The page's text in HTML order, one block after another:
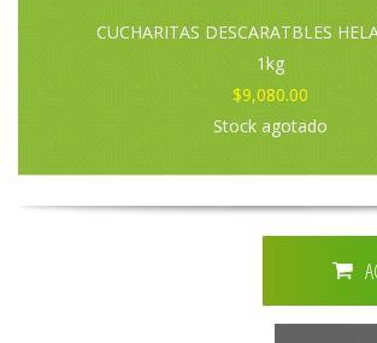
CUCHARITAS DESCARATBLES
1kg
$9,080.00
Stock agotado